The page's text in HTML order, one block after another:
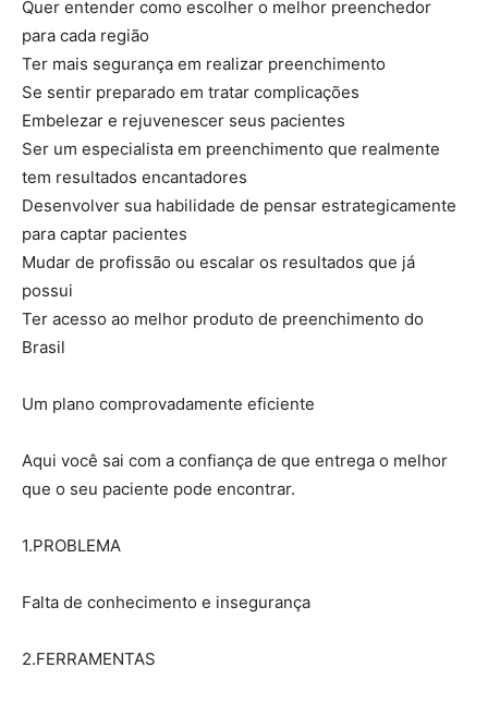
Quer entender como escolher o melhor preenchedor
para cada região
Ter mais segurança em realizar preenchimento
Se sentir preparado em tratar complicações
Embelezar e rejuvenescer seus pacientes
Ser um especialista em preenchimento que realmente
tem resultados encantadores
Desenvolver sua habilidade de pensar estrategicamente
para captar pacientes
Mudar de profissão ou escalar os resultados que já
possui
Ter acesso ao melhor produto de preenchimento do
Brasil
Um plano comprovadamente eficiente
Aqui você sai com a confiança de que entrega o melhor
que o seu paciente pode encontrar.
1.PROBLEMA
Falta de conhecimento e insegurança
2.FERRAMENTAS